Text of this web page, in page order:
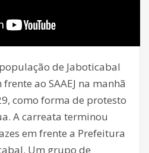
de Jaboticabal
ao SAAEJ na manhã
como forma de protesto
A carreata terminou
em frente a Prefeitura
Um grupo de